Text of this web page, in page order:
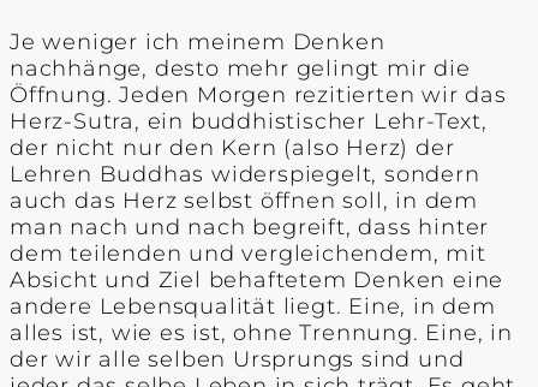
Je weniger ich meinem Denken
nachhänge, desto mehr gelingt mir die
Öffnung. Jeden Morgen rezitierten wir das
Herz-Sutra, ein buddhistischer Lehr-Text,
der nicht nur den Kern (also Herz) der
Lehren Buddhas widerspiegelt, sondern
auch das Herz selbst öffnen soll, in dem
man nach und nach begreift, dass hinter
dem teilenden und vergleichendem, mit
Absicht und Ziel behaftetem Denken eine
andere Lebensqualität liegt. Eine, in dem
alles ist, wie es ist, ohne Trennung. Eine, in
der wir alle selben Ursprungs sind und